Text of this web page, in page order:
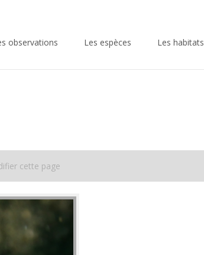
observations Les espèces Les habitats
cette page